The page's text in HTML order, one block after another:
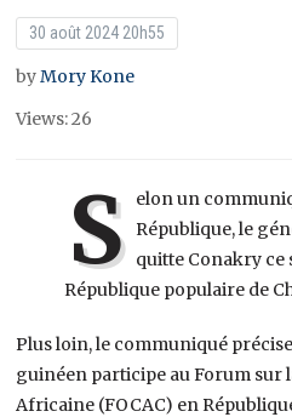
30 août 2024 20h55
byMory Kone
Views: 26
S elon un
République, le
quitte Conakry ce
République populaire de
Plus loin, le communiqué
guinéen participe au Forum sur
Africaine (FOCAC) en